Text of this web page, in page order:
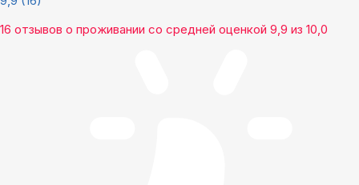
16 отзывов о проживании со средней оценкой 9,9 из 10,0